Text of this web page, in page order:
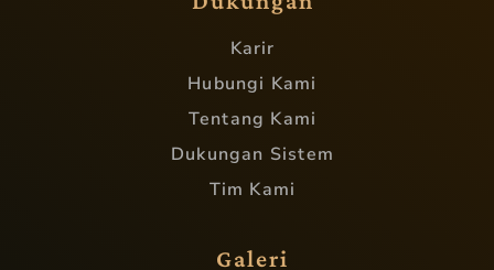
Karir
Hubungi Kami
Tentang Kami
Dukungan Sistem
Tim Kami
Galeri